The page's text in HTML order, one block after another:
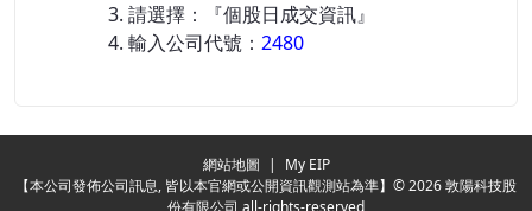
請選擇：『個股日成交資訊』
輸入公司代號： 2480
網站地圖 |
My EIP
【本公司發佈公司訊息, 皆以本官網或公開資訊觀測站為準】© 2026 敦陽科技股
份有限公司 all-rights-reserved